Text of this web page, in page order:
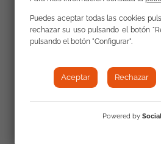
Puedes aceptar todas las cookies
rechazar su uso pulsando el botón
pulsando el botón "Configurar".
Aceptar Rechazar
Powered by